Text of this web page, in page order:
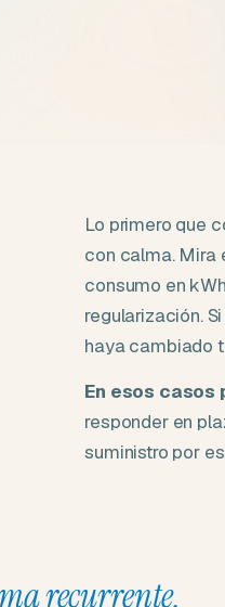
Lo primero que
con calma. Mira
consumo en
regularización.
haya cambiado
En esos casos
responder en
suministro por
recurrente.